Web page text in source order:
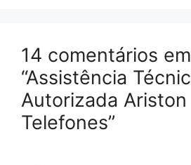
14 comentários em
“Assistência
Autorizada Ariston
Telefones”